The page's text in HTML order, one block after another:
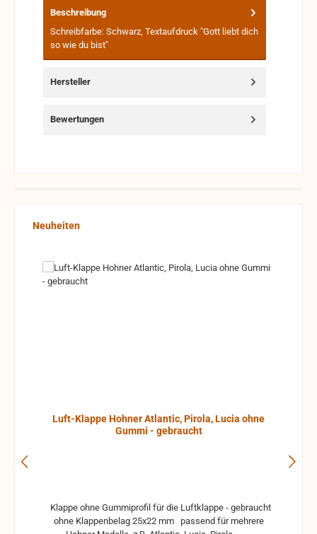
Beschreibung
Schreibfarbe: Schwarz, Textaufdruck "Gott liebt dich
so wie du bist"
Hersteller
Bewertungen
Produktgalerie überspringen
Neuheiten
Luft-Klappe Hohner Atlantic, Pirola, Lucia ohne
Gummi - gebraucht
ohne Klappenbelag 25x22 mm passend für mehrere